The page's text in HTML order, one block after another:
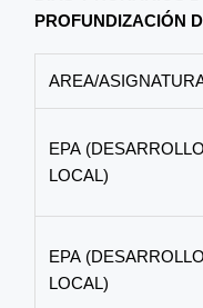
PROFUNDIZACIÓN
AREA/
EPA (DESARROLLO
LOCAL)
EPA (DESARROLLO
LOCAL)